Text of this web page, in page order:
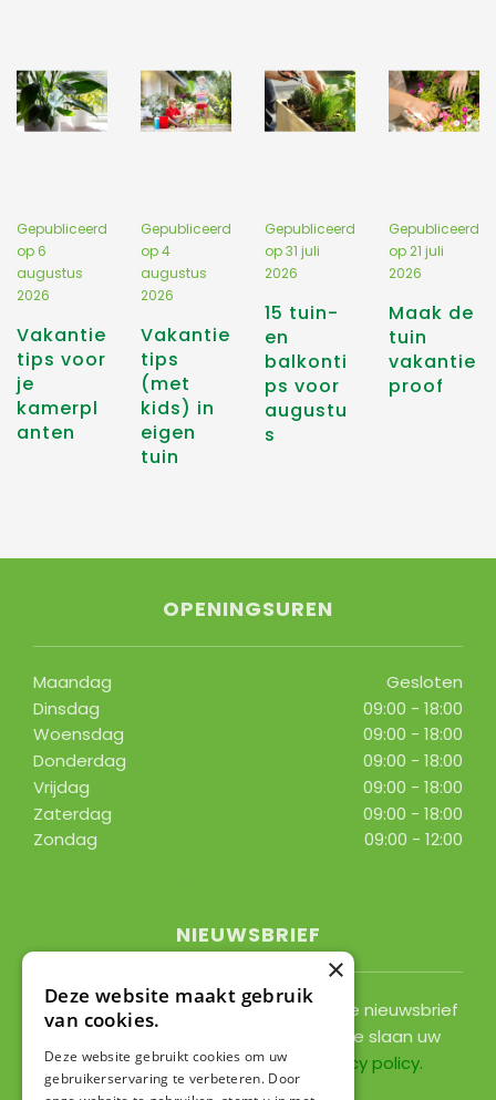
Vakantie
tips voor
je
kamerpl
anten
Gepubliceerd
op6
augustus
2026
Vakantie
tips
(met
kids) in
eigen
tuin
Gepubliceerd
op4
augustus
2026
15 tuin-
en
balkonti
ps voor
augustu
s
Gepubliceerd
op31 juli
2026
Maak de
tuin
vakantie
proof
Gepubliceerd
op21 juli
2026
OPENINGSUREN
Maandag
Gesloten
Dinsdag
09:00 - 18:00
Woensdag
09:00 - 18:00
Donderdag
09:00 - 18:00
Vrijdag
09:00 - 18:00
Zaterdag
09:00 - 18:00
Zondag
09:00 - 12:00
NIEUWSBRIEF
Ontvang ongeveer 1x per 2 weken onze nieuwsbrief
met acties, nieuws & activiteiten! We slaan uw
gegevens op conform onze
privacy policy.
×
Deze website maakt gebruik
van cookies.
Deze website gebruikt cookies om uw
gebruikerservaring te verbeteren. Door